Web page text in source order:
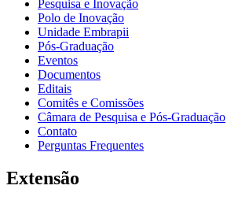
Pesquisa e Inovação
Polo de Inovação
Unidade Embrapii
Pós-Graduação
Eventos
Documentos
Editais
Comitês e Comissões
Câmara de Pesquisa e Pós-Graduação
Contato
Perguntas Frequentes
Extensão